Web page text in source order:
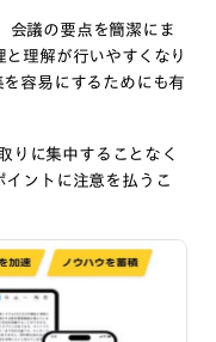
会議の要点を簡潔にま
理解が行いやすくなり
容易にするためにも有
りに集中することなく
ントに注意を払うこ